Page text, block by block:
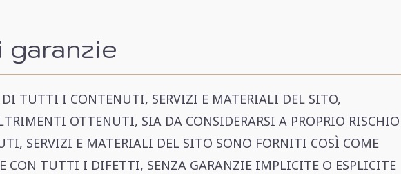
garanzie
DI TUTTI I CONTENUTI, SERVIZI E MATERIALI DEL SITO,
OTTENUTI, SIA DA CONSIDERARSI A PROPRIO RISCHIO
SERVIZI E MATERIALI DEL SITO SONO FORNITI COSÌ COME
CON TUTTI I DIFETTI, SENZA GARANZIE IMPLICITE O ESPLICITE